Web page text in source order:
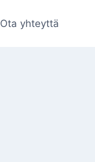
Ota yhteyttä